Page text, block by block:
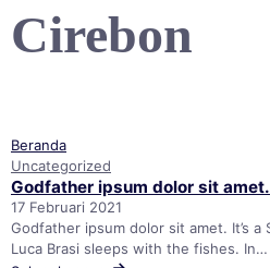
Cirebon
Beranda
Uncategorized
Godfather ipsum dolor sit amet.
17 Februari 2021
Godfather ipsum dolor sit amet. It’s a
Luca Brasi sleeps with the fishes. In…